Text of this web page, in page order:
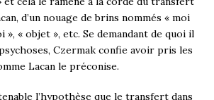
d’un nouage de brins nommés « moi
», « objet », etc. Se demandant de quoi il
Czermak confie avoir pris les
Lacan le préconise.
l’hypothèse que le transfert dans